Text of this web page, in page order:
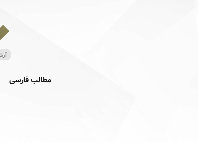
مطالب فارسی